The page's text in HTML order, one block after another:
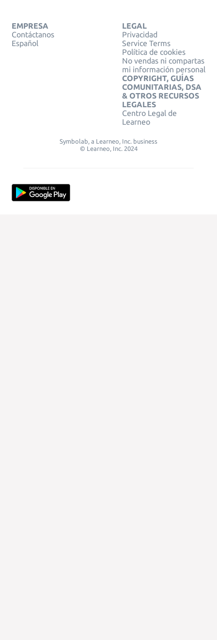
EMPRESA
Contáctanos
Español
LEGAL
Privacidad
Service Terms
Política de cookies
No vendas ni compartas
mi información personal
COPYRIGHT, GUÍAS
COMUNITARIAS, DSA
& OTROS RECURSOS
LEGALES
Centro Legal de
Learneo
Symbolab, a Learneo, Inc. business
© Learneo, Inc. 2024